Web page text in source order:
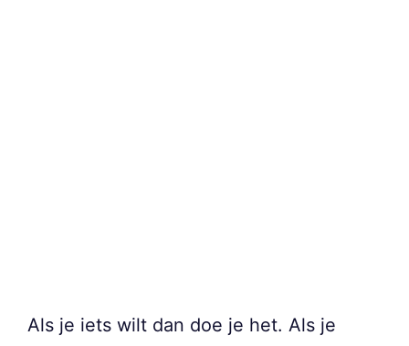
Als je iets wilt dan doe je het. Als je